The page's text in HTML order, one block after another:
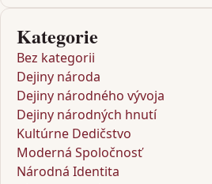
Kategorie
Bez kategorii
Dejiny národa
Dejiny národného vývoja
Dejiny národných hnutí
Kultúrne Dedičstvo
Moderná Spoločnosť
Národná Identita